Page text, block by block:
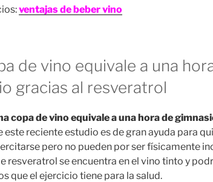
ventajas de beber vino
de vino equivale a una
gracias al resveratrol
copa de vino equivale a una hora de
este reciente estudio es de gran ayuda para
pero no pueden por ser físicamente
resveratrol se encuentra en el vino tinto y
que el ejercicio tiene para la salud.